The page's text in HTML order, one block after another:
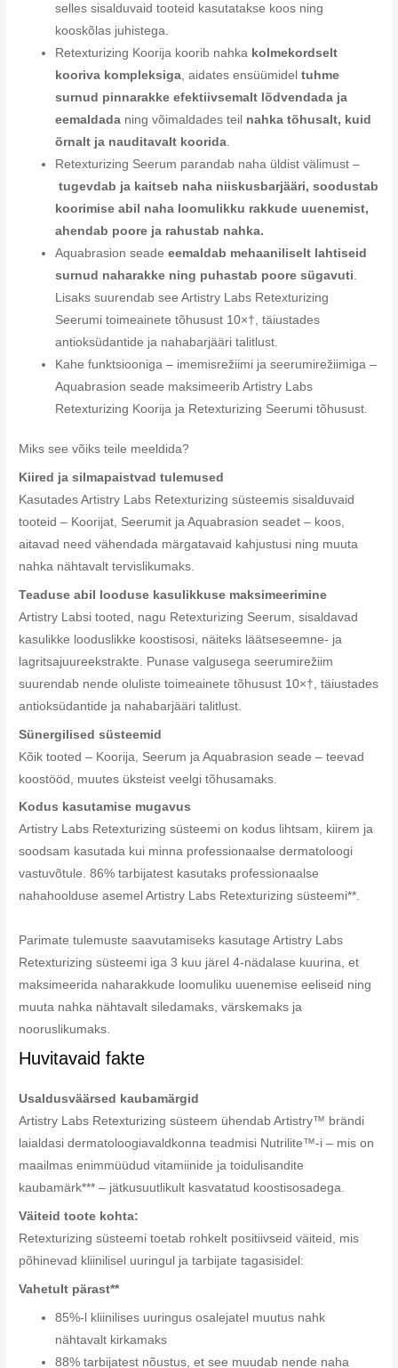
selles sisalduvaid tooteid kasutatakse koos ning
kooskõlas juhistega.
Retexturizing Koorija koorib nahka kolmekordselt
kooriva kompleksiga , aidates ensüümideltuhme
surnud pinnarakke efektiivsemalt lõdvendada ja
eemaldada ning võimaldades teil nahka tõhusalt, kuid
õrnalt ja nauditavalt koorida
Retexturizing Seerum parandab naha üldist välimust –
tugevdab ja kaitseb naha niiskusbarjääri, soodustab
koorimise abil naha loomulikku rakkude uuenemist,
ahendab poore ja rahustab nahka.
Aquabrasion seadeeemaldab mehaaniliselt lahtiseid
surnud naharakke ning puhastab poore sügavuti
Lisaks suurendab see Artistry Labs Retexturizing
Seerumi toimeainete tõhusust 10×†, täiustades
antioksüdantide ja nahabarjääri talitlust.
Kahe funktsiooniga – imemisrežiimi ja seerumirežiimiga –
Aquabrasion seade maksimeerib Artistry Labs
Retexturizing Koorija ja Retexturizing Seerumi tõhusust.
Miks see võiks teile meeldida?
Kiired ja silmapaistvad tulemused
Kasutades Artistry Labs Retexturizing süsteemis sisalduvaid
tooteid – Koorijat, Seerumit ja Aquabrasion seadet – koos,
aitavad need vähendada märgatavaid kahjustusi ning muuta
nahka nähtavalt tervislikumaks.
Teaduse abil looduse kasulikkuse maksimeerimine
Artistry Labsi tooted, nagu Retexturizing Seerum, sisaldavad
kasulikke looduslikke koostisosi, näiteks läätseseemne- ja
lagritsajuureekstrakte. Punase valgusega seerumirežiim
suurendab nende oluliste toimeainete tõhusust 10×†, täiustades
antioksüdantide ja nahabarjääri talitlust.
Sünergilised süsteemid
Kõik tooted – Koorija, Seerum ja Aquabrasion seade – teevad
koostööd, muutes üksteist veelgi tõhusamaks.
Kodus kasutamise mugavus
Artistry Labs Retexturizing süsteemi on kodus lihtsam, kiirem ja
soodsam kasutada kui minna professionaalse dermatoloogi
vastuvõtule. 86% tarbijatest kasutaks professionaalse
nahahoolduse asemel Artistry Labs Retexturizing süsteemi**.
Parimate tulemuste saavutamiseks kasutage Artistry Labs
Retexturizing süsteemi iga 3 kuu järel 4-nädalase kuurina, et
maksimeerida naharakkude loomuliku uuenemise eeliseid ning
muuta nahka nähtavalt siledamaks, värskemaks ja
nooruslikumaks.
Huvitavaid fakte
Usaldusväärsed kaubamärgid
Artistry Labs Retexturizing süsteem ühendab Artistry™ brändi
laialdasi dermatoloogiavaldkonna teadmisi Nutrilite™-i – mis on
maailmas enimmüüdud vitamiinide ja toidulisandite
kaubamärk*** – jätkusuutlikult kasvatatud koostisosadega.
Väiteid toote kohta:
Retexturizing süsteemi toetab rohkelt positiivseid väiteid, mis
põhinevad kliinilisel uuringul ja tarbijate tagasisidel:
Vahetult pärast**
85%-l kliinilises uuringus osalejatel muutus nahk
nähtavalt kirkamaks
88% tarbijatest nõustus, et see muudab nende naha